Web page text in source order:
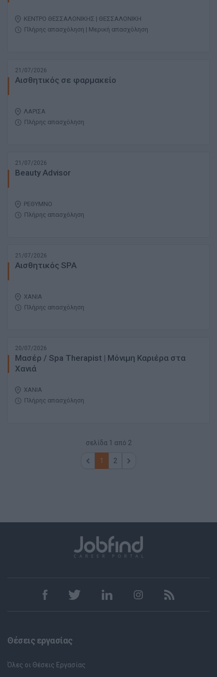
ΚΕΝΤΡΟ ΘΕΣΣΑΛΟΝΙΚΗΣ | ΘΕΣΣΑΛΟΝΙΚΗ
Πλήρης απασχόληση | Μερική απασχόληση
21/07/2026
Αισθητικός σε φαρμακείο
ΛΑΡΙΣΑ
Πλήρης απασχόληση
21/07/2026
Beauty Advisor
ΡΕΘΥΜΝΟ
Πλήρης απασχόληση
21/07/2026
Αισθητικός SPA
ΧΑΝΙΑ
Πλήρης απασχόληση
20/07/2026
Μασέρ / Spa Therapist | Μόνιμη Καριέρα στα
Χανιά
ΧΑΝΙΑ
Πλήρης απασχόληση
σελίδα 1 από 2
1 2
Θέσεις εργασίας
Όλες οι Θέσεις Εργασίας